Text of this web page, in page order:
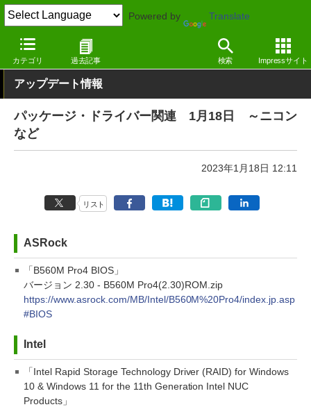
Powered by Translate
カテゴリ 過去記事 検索 Impressサイト
窓の杜 その他の話題 アップデート
アップデート情報
パッケージ・ドライバー関連 1月18日 ～ニコン
など
2023年1月18日 12:11
リスト
ASRock
「B560M Pro4 BIOS」
バージョン 2.30 - B560M Pro4(2.30)ROM.zip
https://www.asrock.com/MB/Intel/B560M%20Pro4/index.jp.asp
#BIOS
Intel
「Intel Rapid Storage Technology Driver (RAID) for Windows
10 & Windows 11 for the 11th Generation Intel NUC
Products」